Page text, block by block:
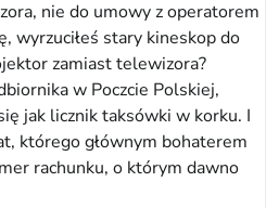
nie do umowy z operatorem
wyrzuciłeś stary kineskop do
zamiast telewizora?
w Poczcie Polskiej,
jak licznik taksówki w korku. I
którego głównym bohaterem
rachunku, o którym dawno